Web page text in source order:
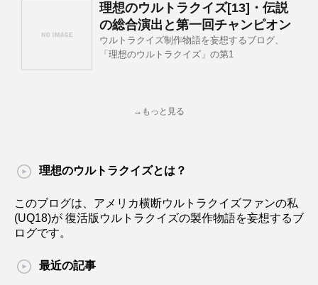
理想のウルトラクイズ[13]・伝説
の総合演出と第一回チャンピオン
ウルトラクイズ制作物語を妄想するブログ、
「理想のウルトラクイズ」の第1
→もっと見る
理想のウルトラクイズとは？
このブログは、アメリカ横断ウルトラクイズファンの私
(UQ18)が 復活版ウルトラクイズの製作物語を妄想するブ
ログです。
最近の記事